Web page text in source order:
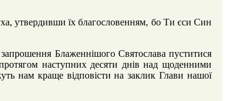
утвердивши їх благословенням, бо Ти єси Син
Блаженнішого Святослава пуститися
наступних десяти днів над щоденними
нам краще відповісти на заклик Глави нашої